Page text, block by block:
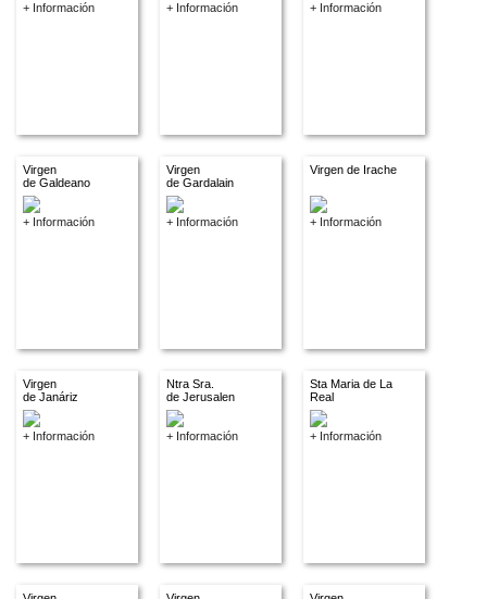
+ Información + Información + Información
Virgen
de Galdeano
+ Información
Virgen
de Gardalain
+ Información
Virgen de Irache
+ Información
Virgen
de Janáriz
+ Información
Ntra Sra.
de Jerusalen
+ Información
Sta Maria de La
Real
+ Información